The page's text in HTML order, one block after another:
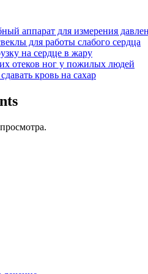
аппарат для измерения
для работы слабого сердца
на сердце в жару
отеков ног у пожилых людей
кровь на сахар